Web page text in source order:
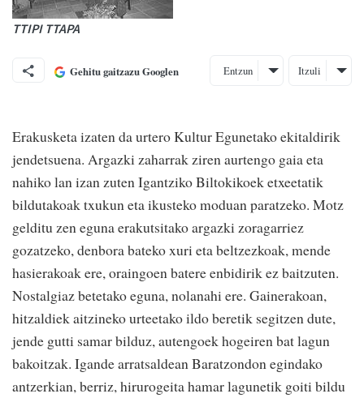
TTIPI TTAPA
Gehitu gaitzazu Googlen Entzun Itzuli
Erakusketa izaten da urtero Kultur Egunetako ekitaldirik
jendetsuena. Argazki zaharrak ziren aurtengo gaia eta
nahiko lan izan zuten Igantziko Biltokikoek etxeetatik
bildutakoak txukun eta ikusteko moduan paratzeko. Motz
gelditu zen eguna erakutsitako argazki zoragarriez
gozatzeko, denbora bateko xuri eta beltzezkoak, mende
hasierakoak ere, oraingoen batere enbidirik ez baitzuten.
Nostalgiaz betetako eguna, nolanahi ere. Gainerakoan,
hitzaldiek aitzineko urteetako ildo beretik segitzen dute,
jende gutti samar bilduz, autengoek hogeiren bat lagun
bakoitzak. Igande arratsaldean Baratzondon egindako
antzerkian, berriz, hirurogeita hamar lagunetik goiti bildu